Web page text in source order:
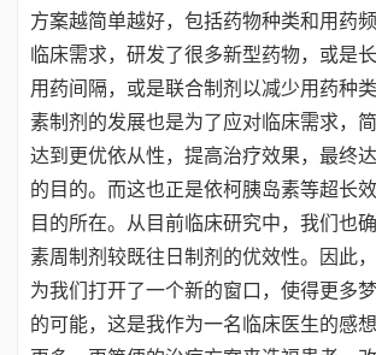
方案越简单越好，包括药物种类和用药
临床需求，研发了很多新型药物，或是
用药间隔，或是联合制剂以减少用药种
素制剂的发展也是为了应对临床需求，简
达到更优依从性，提高治疗效果，最终
的目的。而这也正是依柯胰岛素等超长
目的所在。从目前临床研究中，我们也
素周制剂较既往日制剂的优效性。因此
为我们打开了一个新的窗口，使得更多
的可能，这是我作为一名临床医生的感